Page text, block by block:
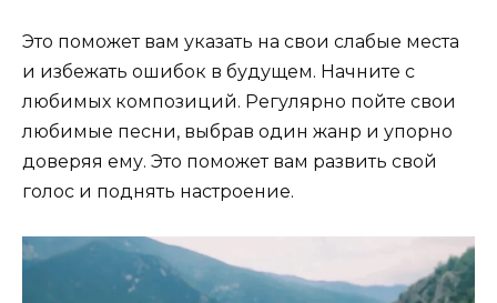
Это поможет вам указать на свои слабые места
и избежать ошибок в будущем. Начните с
любимых композиций. Регулярно пойте свои
любимые песни, выбрав один жанр и упорно
доверяя ему. Это поможет вам развить свой
голос и поднять настроение.